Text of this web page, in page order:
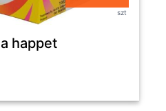
szt
happet